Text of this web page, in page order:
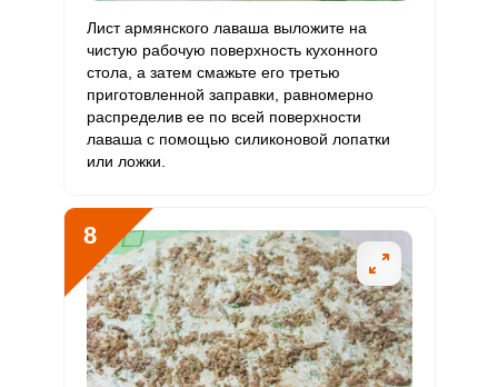
Лист армянского лаваша выложите на
чистую рабочую поверхность кухонного
стола, а затем смажьте его третью
приготовленной заправки, равномерно
распределив ее по всей поверхности
лаваша с помощью силиконовой лопатки
или ложки.
8